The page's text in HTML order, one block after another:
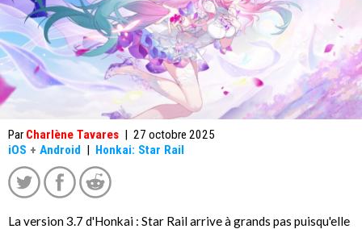
Par Charlène Tavares | 27 octobre 2025
iOS + Android | Honkai: Star Rail
La version 3.7 d'Honkai : Star Rail arrive à grands pas puisqu'elle